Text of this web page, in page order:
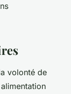
volonté de